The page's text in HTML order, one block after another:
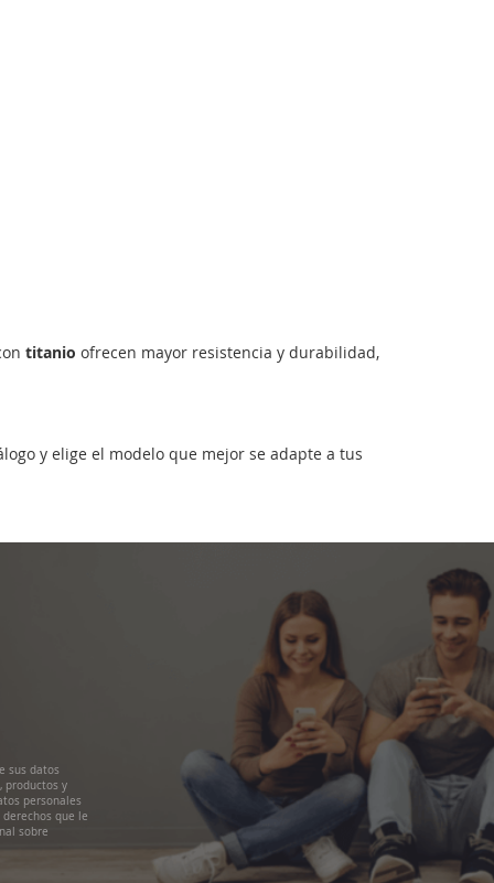
titanio ofrecen mayor resistencia y durabilidad,
y elige el modelo que mejor se adapte a tus
sus datos
productos y
personales
que le
sobre